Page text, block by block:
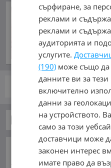
Сушата
преди 19
стр.
Бусове
ОСНОВНИ КАТЕГОРИИ В
Карта на сайта
сърфиране, за
реклами и
реклами и
аудиторията и
услугите.
(190) може също да
данните ви за
включително
данни за
на устройството.
само за този
доставчици може
законен интерес
имате право да